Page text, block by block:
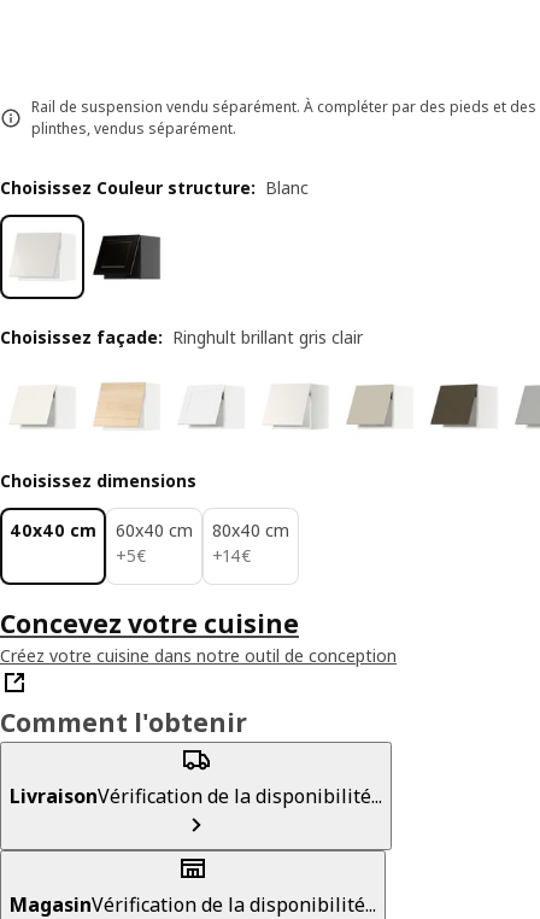
Rail de suspension vendu séparément. À compléter par des pieds et des
plinthes, vendus séparément.
Choisissez Couleur structure: Blanc
Choisissez façade: Ringhult brillant gris clair
Choisissez dimensions
40x40 cm
60x40 cm
+5€
5€
80x40 cm
+14€
14€
Concevez votre cuisine
Créez votre cuisine dans notre outil de conception
Comment l'obtenir
LivraisonVérification de la disponibilité...
MagasinVérification de la disponibilité...